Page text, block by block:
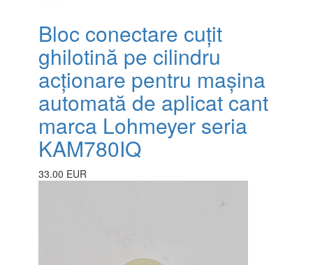
Bloc conectare cuțit
ghilotină pe cilindru
acționare pentru mașina
automată de aplicat cant
marca Lohmeyer seria
KAM780IQ
33.00 EUR